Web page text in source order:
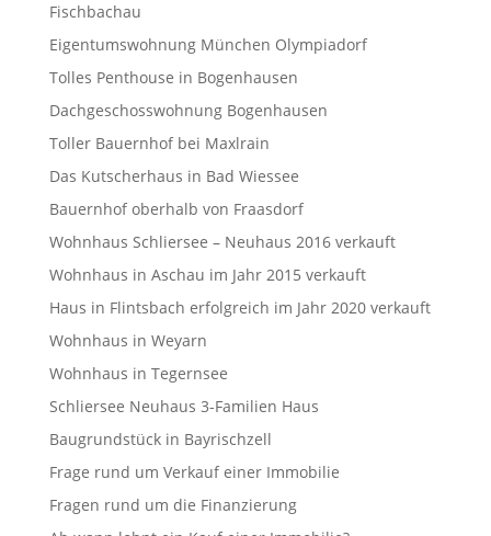
Fischbachau
Eigentumswohnung München Olympiadorf
Tolles Penthouse in Bogenhausen
Dachgeschosswohnung Bogenhausen
Toller Bauernhof bei Maxlrain
Das Kutscherhaus in Bad Wiessee
Bauernhof oberhalb von Fraasdorf
Wohnhaus Schliersee – Neuhaus 2016 verkauft
Wohnhaus in Aschau im Jahr 2015 verkauft
Haus in Flintsbach erfolgreich im Jahr 2020 verkauft
Wohnhaus in Weyarn
Wohnhaus in Tegernsee
Schliersee Neuhaus 3-Familien Haus
Baugrundstück in Bayrischzell
Frage rund um Verkauf einer Immobilie
Fragen rund um die Finanzierung